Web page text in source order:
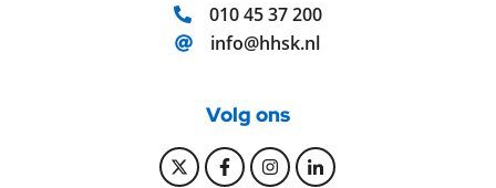
Telefoonnummer:
010 45 37 200
E-mailadres:
info@hhsk.nl
Volg ons
Bekijk onze Twitter pagina
Bekijk onze Facebook
Bekijk onze Instagram
Bekijk onze